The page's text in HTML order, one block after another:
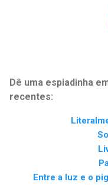
Dê uma espiadinha
recentes:
Entre a luz e o